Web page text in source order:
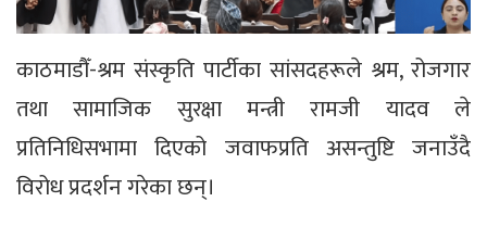
काठमाडौँ-श्रम संस्कृति पार्टीका सांसदहरूले श्रम, रोजगार
तथा सामाजिक सुरक्षा मन्त्री रामजी यादव ले
प्रतिनिधिसभामा दिएको जवाफप्रति असन्तुष्टि जनाउँदै
विरोध प्रदर्शन गरेका छन्।